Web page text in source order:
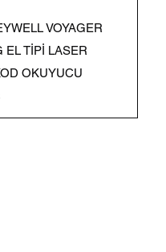
Schnellansicht
VOYAGER
EL TİPİ LASER
OKUYUCU